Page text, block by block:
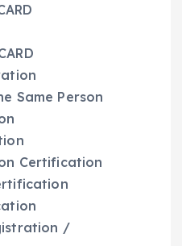
Same Person
Certification
/